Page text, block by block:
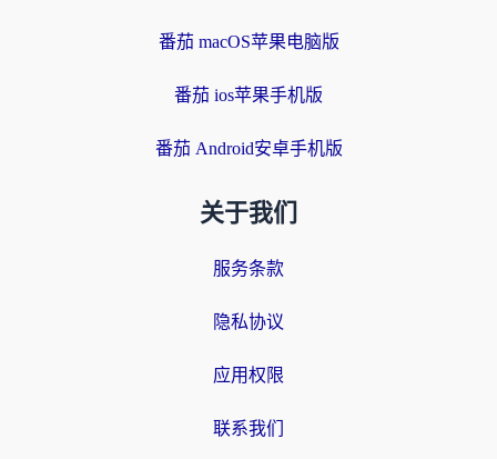
番茄 macOS苹果电脑版
番茄 ios苹果手机版
番茄 Android安卓手机版
关于我们
服务条款
隐私协议
应用权限
联系我们